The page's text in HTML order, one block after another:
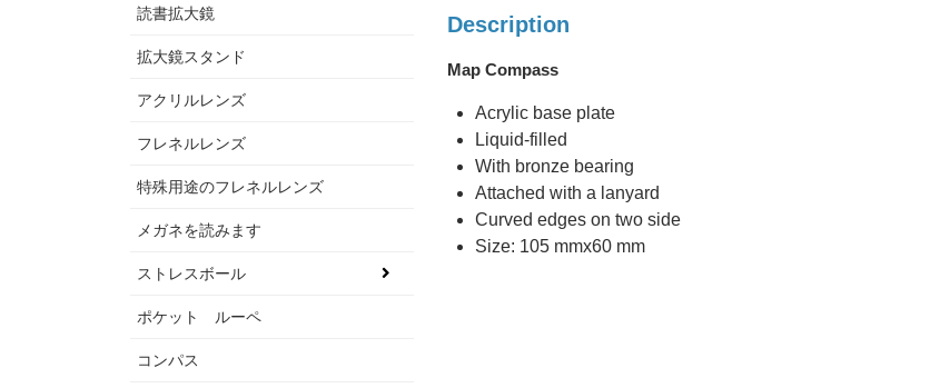
読書拡大鏡
拡大鏡スタンド
アクリルレンズ
フレネルレンズ
特殊用途のフレネルレンズ
メガネを読みます
ストレスボール
ポケット ルーペ
コンパス
Description
Map Compass
Acrylic base plate
Liquid-filled
With bronze bearing
Attached with a lanyard
Curved edges on two side
Size: 105 mmx60 mm